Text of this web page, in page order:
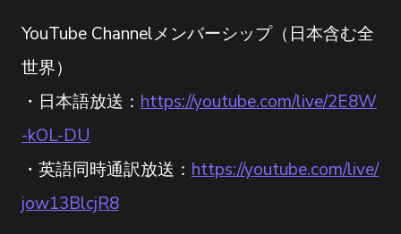
YouTube Channelメンバーシップ（日本含む全
世界）
・日本語放送：https://youtube.com/live/2E8W
-kOL-DU
・英語同時通訳放送：https://youtube.com/live/
jow13BlcjR8